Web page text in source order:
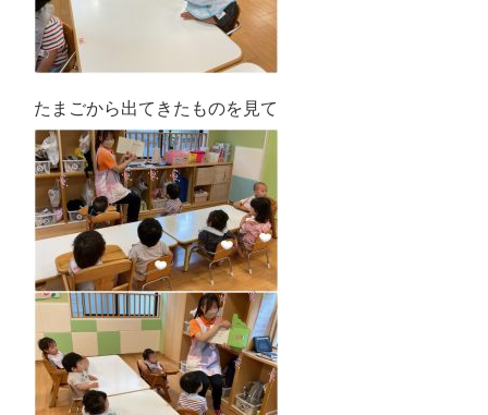
たまごから出てきたものを見て